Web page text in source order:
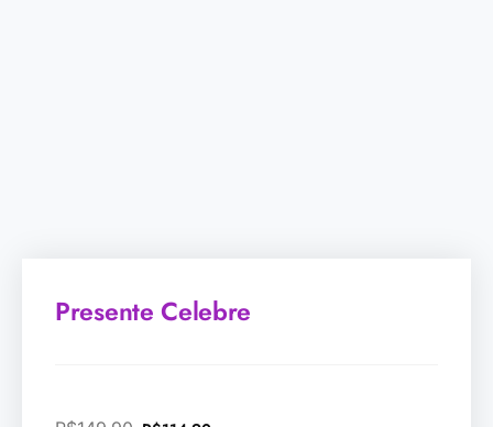
Presente Celebre